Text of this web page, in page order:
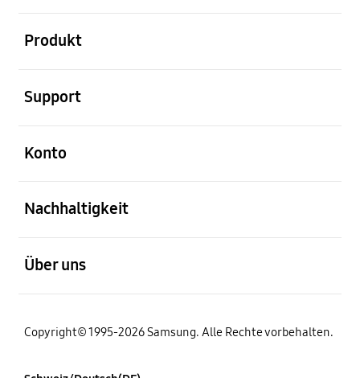
Produkt
Support
Konto
Nachhaltigkeit
Über uns
Copyright© 1995-2026 Samsung. Alle Rechte vorbehalten.